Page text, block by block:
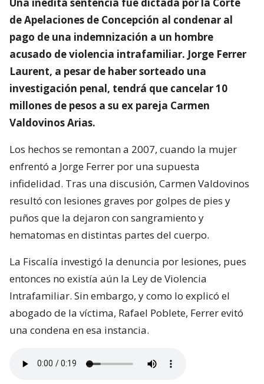
de Apelaciones de Concepción al condenar al
pago de una indemnización a un hombre
acusado de violencia intrafamiliar. Jorge Ferrer
Laurent, a pesar de haber sorteado una
investigación penal, tendrá que cancelar 10
millones de pesos a su ex pareja Carmen
Valdovinos Arias.
Los hechos se remontan a 2007, cuando la mujer
enfrentó a Jorge Ferrer por una supuesta
infidelidad. Tras una discusión, Carmen Valdovinos
resultó con lesiones graves por golpes de pies y
puños que la dejaron con sangramiento y
hematomas en distintas partes del cuerpo.
La Fiscalía investigó la denuncia por lesiones, pues
entonces no existía aún la Ley de Violencia
Intrafamiliar. Sin embargo, y como lo explicó el
abogado de la víctima, Rafael Poblete, Ferrer evitó
una condena en esa instancia.